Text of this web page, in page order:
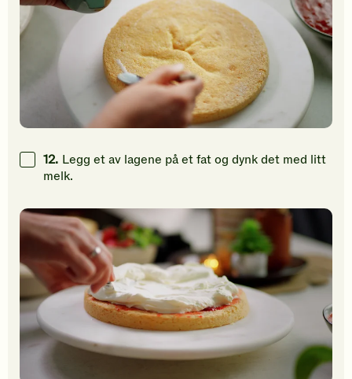
12. Legg et av lagene på et fat og dynk det med litt
melk.